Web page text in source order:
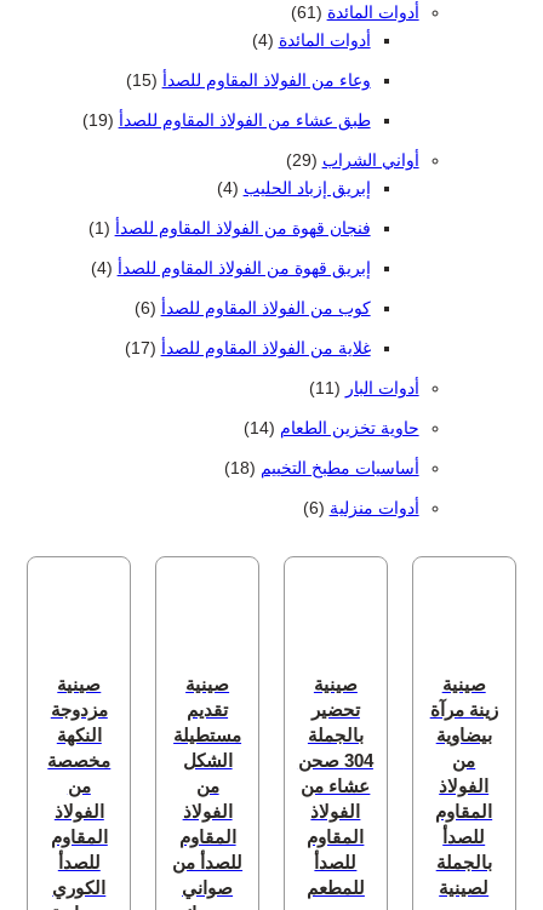
أدوات المائدة 6161 منتج
أدوات المائدة
44 منتجات
وعاء من الفولاذ المقاوم للصدأ 1515 منتج
طبق عشاء من الفولاذ المقاوم للصدأ 1919 منتج
أواني الشراب 2929 منتج
إبريق إزباد الحليب
44 منتجات
فنجان قهوة من الفولاذ المقاوم للصدأ 1(1) منتج واحد واحد
إبريق قهوة من الفولاذ المقاوم للصدأ 44 منتجات
كوب من الفولاذ المقاوم للصدأ 66 منتجات
غلاية من الفولاذ المقاوم للصدأ 1717 منتج
أدوات البار 1111 منتج
حاوية تخزين الطعام 1414 منتج
أساسيات مطبخ التخييم 1818 منتج
أدوات منزلية 66 منتجات
صينية
زينة مرآة
بيضاوية
من
الفولاذ
المقاوم
للصدأ
بالجملة
لصينية
صينية
تحضير
بالجملة
304 صحن
عشاء من
الفولاذ
المقاوم
للصدأ
للمطعم
صينية
تقديم
مستطيلة
الشكل
من
الفولاذ
المقاوم
للصدأ من
صواني
صينية
مزدوجة
النكهة
مخصصة
من
الفولاذ
المقاوم
للصدأ
الكوري